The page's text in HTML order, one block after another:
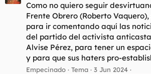
Como no quiero seguir
Frente Obrero (Roberto
para ir comentando aquí las
del partido del activista
Alvise Pérez, para tener un
y para que sus haters pro-
Empecinado Tema 3 Jun 2024